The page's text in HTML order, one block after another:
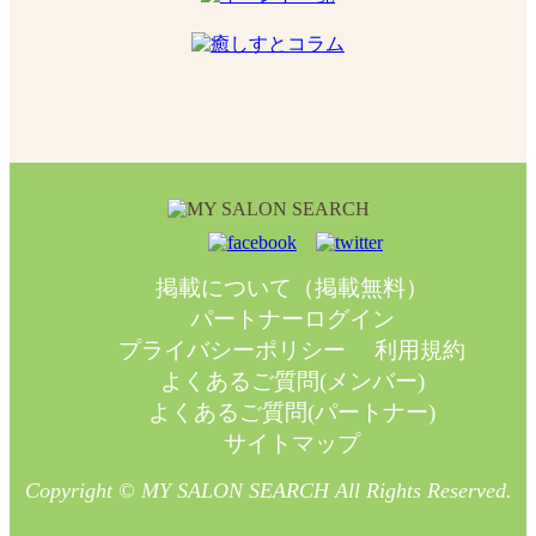
掲載について（掲載無料）
パートナーログイン
プライバシーポリシー
利用規約
よくあるご質問(メンバー)
よくあるご質問(パートナー)
サイトマップ
Copyright © MY SALON SEARCH All Rights Reserved.